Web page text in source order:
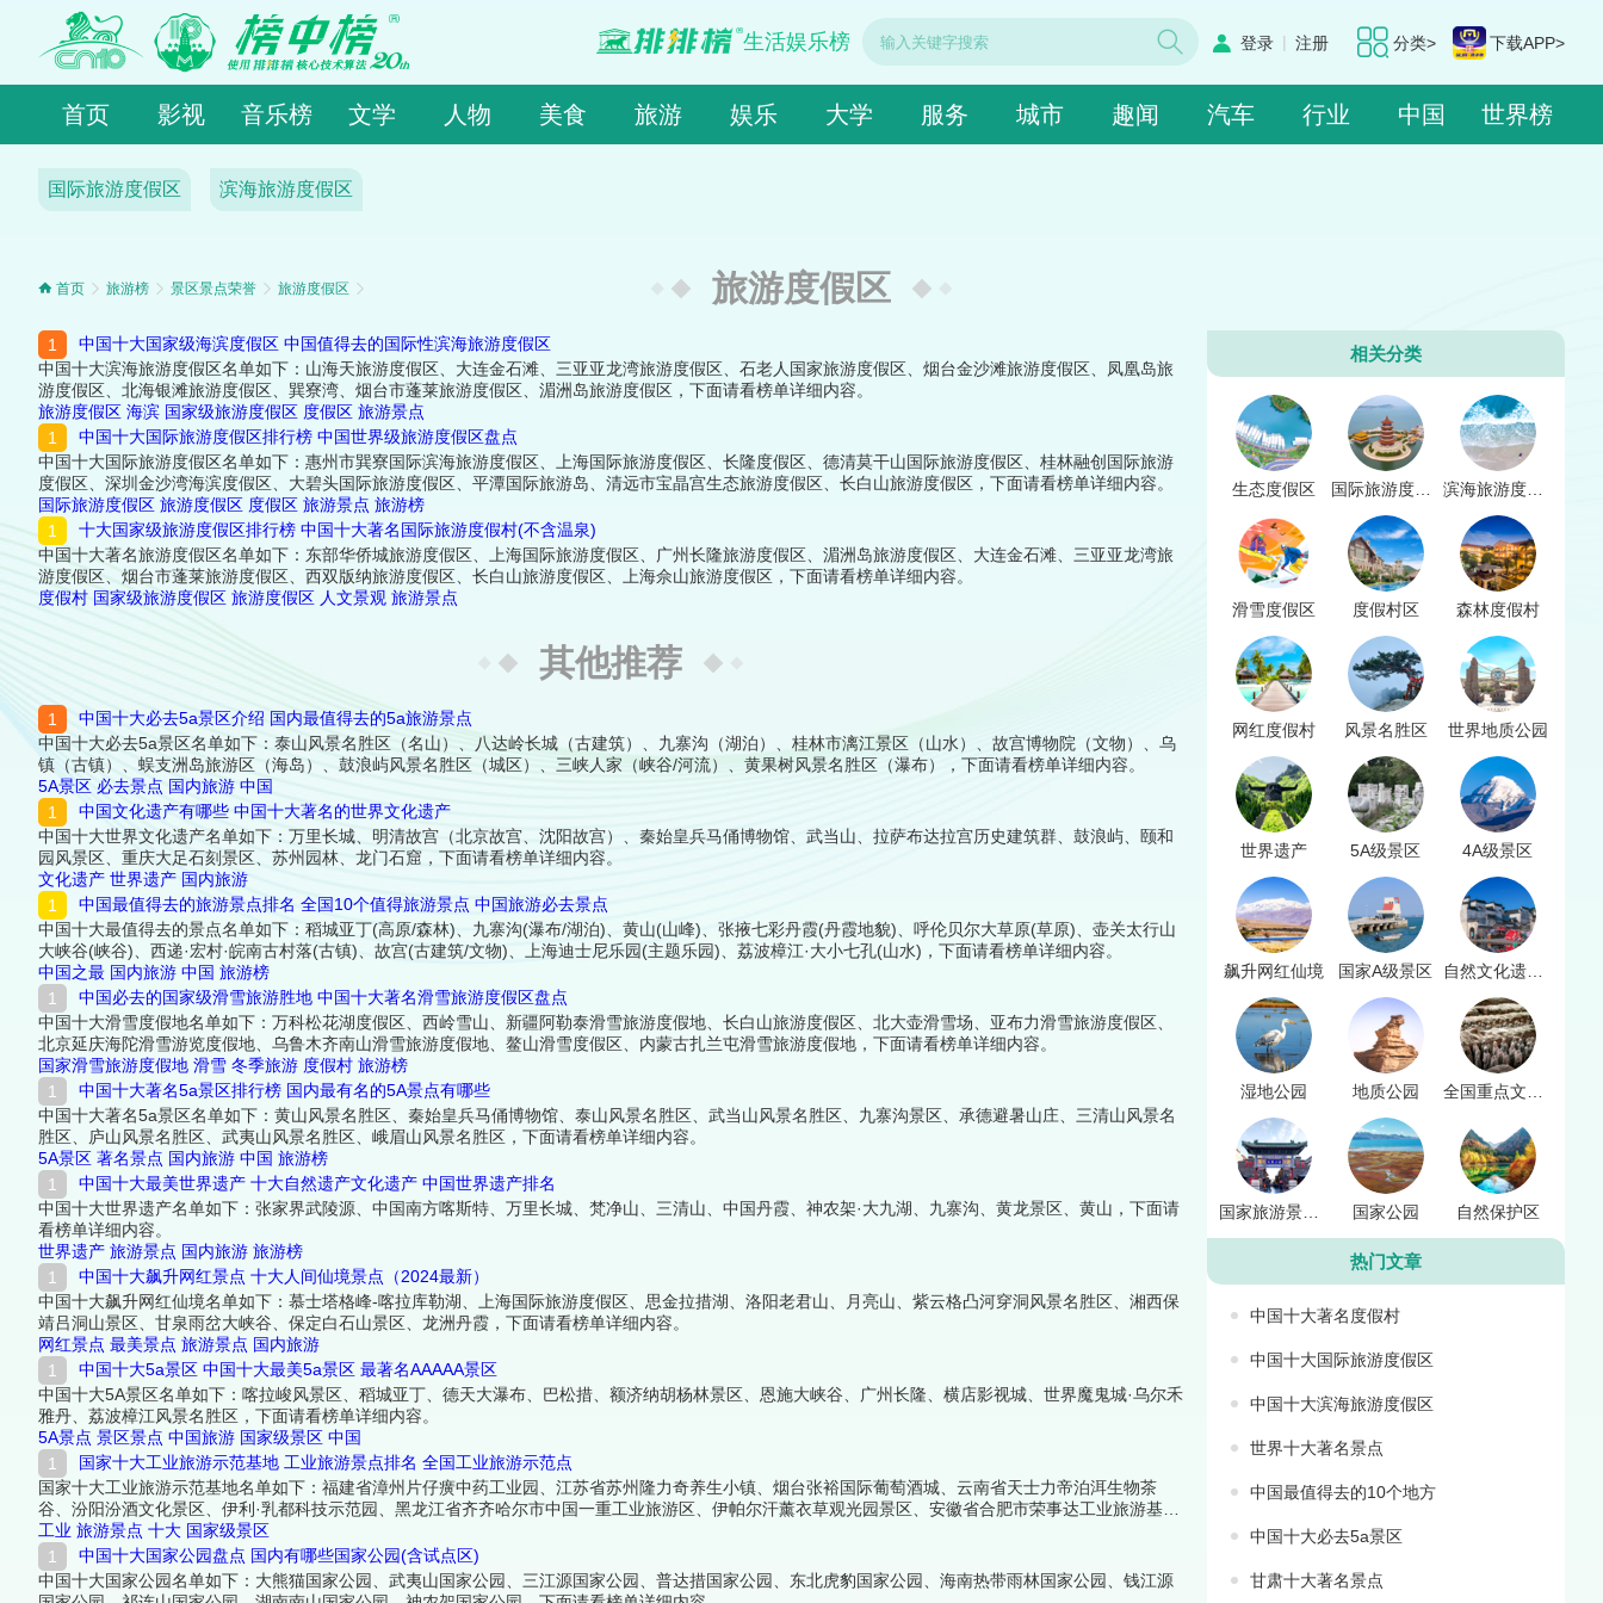
分类> 下载APP>
登录 | 注册
生活娱乐榜
首页 影视 音乐榜 文学 人物 美食 旅游 娱乐 大学 服务 城市 趣闻 汽车 行业 中国 世界榜
国际旅游度假区 滨海旅游度假区
旅游度假区
首页 旅游榜 景区景点荣誉 旅游度假区
中国十大国家级海滨度假区 中国值得去的国际性滨海旅游度假区
中国十大滨海旅游度假区名单如下：山海天旅游度假区、大连金石滩、三亚亚龙湾旅游度假区、石老人国家旅游度假区、烟台金沙滩旅游度假区、凤凰岛旅
游度假区、北海银滩旅游度假区、巽寮湾、烟台市蓬莱旅游度假区、湄洲岛旅游度假区，下面请看榜单详细内容。
旅游度假区 海滨 国家级旅游度假区 度假区 旅游景点
中国十大国际旅游度假区排行榜 中国世界级旅游度假区盘点
中国十大国际旅游度假区名单如下：惠州市巽寮国际滨海旅游度假区、上海国际旅游度假区、长隆度假区、德清莫干山国际旅游度假区、桂林融创国际旅游
度假区、深圳金沙湾海滨度假区、大碧头国际旅游度假区、平潭国际旅游岛、清远市宝晶宫生态旅游度假区、长白山旅游度假区，下面请看榜单详细内容。
国际旅游度假区 旅游度假区 度假区 旅游景点 旅游榜
十大国家级旅游度假区排行榜 中国十大著名国际旅游度假村(不含温泉)
中国十大著名旅游度假区名单如下：东部华侨城旅游度假区、上海国际旅游度假区、广州长隆旅游度假区、湄洲岛旅游度假区、大连金石滩、三亚亚龙湾旅
游度假区、烟台市蓬莱旅游度假区、西双版纳旅游度假区、长白山旅游度假区、上海佘山旅游度假区，下面请看榜单详细内容。
度假村 国家级旅游度假区 旅游度假区 人文景观 旅游景点
其他推荐
中国十大必去5a景区介绍 国内最值得去的5a旅游景点
中国十大必去5a景区名单如下：泰山风景名胜区（名山）、八达岭长城（古建筑）、九寨沟（湖泊）、桂林市漓江景区（山水）、故宫博物院（文物）、乌
镇（古镇）、蜈支洲岛旅游区（海岛）、鼓浪屿风景名胜区（城区）、三峡人家（峡谷/河流）、黄果树风景名胜区（瀑布），下面请看榜单详细内容。
5A景区 必去景点 国内旅游 中国
中国文化遗产有哪些 中国十大著名的世界文化遗产
中国十大世界文化遗产名单如下：万里长城、明清故宫（北京故宫、沈阳故宫）、秦始皇兵马俑博物馆、武当山、拉萨布达拉宫历史建筑群、鼓浪屿、颐和
园风景区、重庆大足石刻景区、苏州园林、龙门石窟，下面请看榜单详细内容。
文化遗产 世界遗产 国内旅游
中国最值得去的旅游景点排名 全国10个值得旅游景点 中国旅游必去景点
中国十大最值得去的景点名单如下：稻城亚丁(高原/森林)、九寨沟(瀑布/湖泊)、黄山(山峰)、张掖七彩丹霞(丹霞地貌)、呼伦贝尔大草原(草原)、壶关太行山
大峡谷(峡谷)、西递·宏村·皖南古村落(古镇)、故宫(古建筑/文物)、上海迪士尼乐园(主题乐园)、荔波樟江·大小七孔(山水)，下面请看榜单详细内容。
中国之最 国内旅游 中国 旅游榜
中国必去的国家级滑雪旅游胜地 中国十大著名滑雪旅游度假区盘点
中国十大滑雪度假地名单如下：万科松花湖度假区、西岭雪山、新疆阿勒泰滑雪旅游度假地、长白山旅游度假区、北大壶滑雪场、亚布力滑雪旅游度假区、
北京延庆海陀滑雪游览度假地、乌鲁木齐南山滑雪旅游度假地、鳌山滑雪度假区、内蒙古扎兰屯滑雪旅游度假地，下面请看榜单详细内容。
国家滑雪旅游度假地 滑雪 冬季旅游 度假村 旅游榜
中国十大著名5a景区排行榜 国内最有名的5A景点有哪些
中国十大著名5a景区名单如下：黄山风景名胜区、秦始皇兵马俑博物馆、泰山风景名胜区、武当山风景名胜区、九寨沟景区、承德避暑山庄、三清山风景名
胜区、庐山风景名胜区、武夷山风景名胜区、峨眉山风景名胜区，下面请看榜单详细内容。
5A景区 著名景点 国内旅游 中国 旅游榜
中国十大最美世界遗产 十大自然遗产文化遗产 中国世界遗产排名
中国十大世界遗产名单如下：张家界武陵源、中国南方喀斯特、万里长城、梵净山、三清山、中国丹霞、神农架·大九湖、九寨沟、黄龙景区、黄山，下面请
看榜单详细内容。
世界遗产 旅游景点 国内旅游 旅游榜
中国十大飙升网红景点 十大人间仙境景点（2024最新）
中国十大飙升网红仙境名单如下：慕士塔格峰-喀拉库勒湖、上海国际旅游度假区、思金拉措湖、洛阳老君山、月亮山、紫云格凸河穿洞风景名胜区、湘西保
靖吕洞山景区、甘泉雨岔大峡谷、保定白石山景区、龙洲丹霞，下面请看榜单详细内容。
网红景点 最美景点 旅游景点 国内旅游
中国十大5a景区 中国十大最美5a景区 最著名AAAAA景区
中国十大5A景区名单如下：喀拉峻风景区、稻城亚丁、德天大瀑布、巴松措、额济纳胡杨林景区、恩施大峡谷、广州长隆、横店影视城、世界魔鬼城·乌尔禾
雅丹、荔波樟江风景名胜区，下面请看榜单详细内容。
5A景点 景区景点 中国旅游 国家级景区 中国
国家十大工业旅游示范基地 工业旅游景点排名 全国工业旅游示范点
国家十大工业旅游示范基地名单如下：福建省漳州片仔癀中药工业园、江苏省苏州隆力奇养生小镇、烟台张裕国际葡萄酒城、云南省天士力帝泊洱生物茶
谷、汾阳汾酒文化景区、伊利·乳都科技示范园、黑龙江省齐齐哈尔市中国一重工业旅游区、伊帕尔汗薰衣草观光园景区、安徽省合肥市荣事达工业旅游基
地、辽宁省大连市海盐世界公园，下面请看榜单详细内容。
工业 旅游景点 十大 国家级景区
中国十大国家公园盘点 国内有哪些国家公园(含试点区)
中国十大国家公园名单如下：大熊猫国家公园、武夷山国家公园、三江源国家公园、普达措国家公园、东北虎豹国家公园、海南热带雨林国家公园、钱江源
相关分类
生态度假区 国际旅游度假区 滨海旅游度假区
滑雪度假区 度假村区 森林度假村
网红度假村 风景名胜区 世界地质公园
世界遗产 5A级景区 4A级景区
飙升网红仙境 国家A级景区 自然文化遗产名录
湿地公园 地质公园 全国重点文物保护单位
国家旅游景点名单 国家公园 自然保护区
热门文章
中国十大著名度假村
中国十大国际旅游度假区
中国十大滨海旅游度假区
世界十大著名景点
中国最值得去的10个地方
中国十大必去5a景区
甘肃十大著名景点